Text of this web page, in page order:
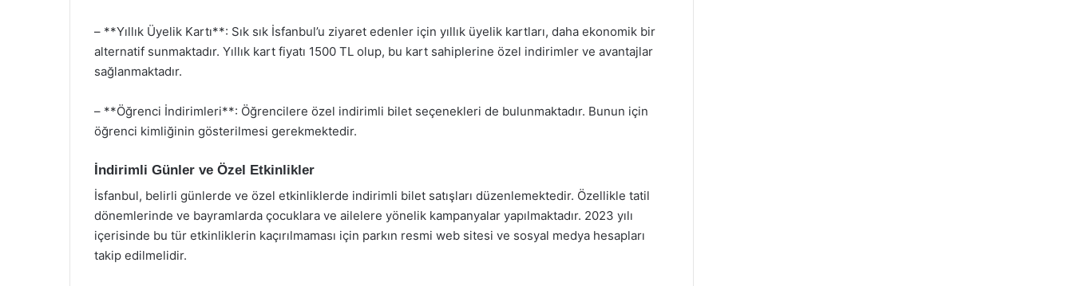
– **Yıllık Üyelik Kartı**: Sık sık İsfanbul’u ziyaret edenler için yıllık üyelik kartları, daha ekonomik bir
alternatif sunmaktadır. Yıllık kart fiyatı 1500 TL olup, bu kart sahiplerine özel indirimler ve avantajlar
sağlanmaktadır.
– **Öğrenci İndirimleri**: Öğrencilere özel indirimli bilet seçenekleri de bulunmaktadır. Bunun için
öğrenci kimliğinin gösterilmesi gerekmektedir.
İndirimli Günler ve Özel Etkinlikler
İsfanbul, belirli günlerde ve özel etkinliklerde indirimli bilet satışları düzenlemektedir. Özellikle tatil
dönemlerinde ve bayramlarda çocuklara ve ailelere yönelik kampanyalar yapılmaktadır. 2023 yılı
içerisinde bu tür etkinliklerin kaçırılmaması için parkın resmi web sitesi ve sosyal medya hesapları
takip edilmelidir.